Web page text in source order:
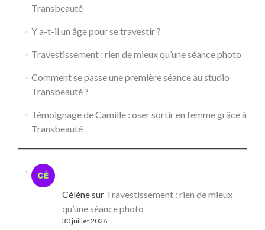
Transbeauté
Y a-t-il un âge pour se travestir ?
Travestissement : rien de mieux qu’une séance photo
Comment se passe une première séance au studio
Transbeauté ?
Témoignage de Camille : oser sortir en femme grâce à
Transbeauté
Célènesur Travestissement : rien de mieux
qu’une séance photo
30 juillet 2026